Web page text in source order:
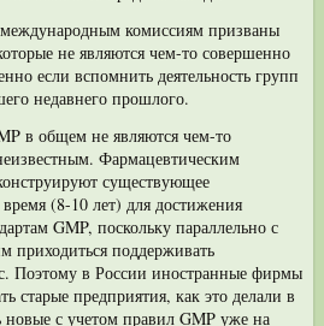
комиссиям призваны
не являются чем-то совершенно
если вспомнить деятельность групп
недав­него прошлого.
в общем не являются чем-то
Фармацевтическим
существую­щее
(8-10 лет) для достижения
GMP, поскольку параллельно с
приходиться поддерживать
Поэтому в России иностранные фирмы
старые предприятия, как это делали в
с учетом правил GMP уже на